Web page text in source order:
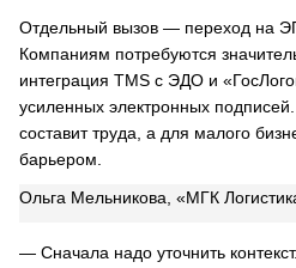
Отдельный вызов — переход на
Компаниям потребуются
интеграция TMS с ЭДО и
усиленных электронных
составит труда, а для малого
барьером.
Ольга Мельникова, «МГК
— Сначала надо уточнить